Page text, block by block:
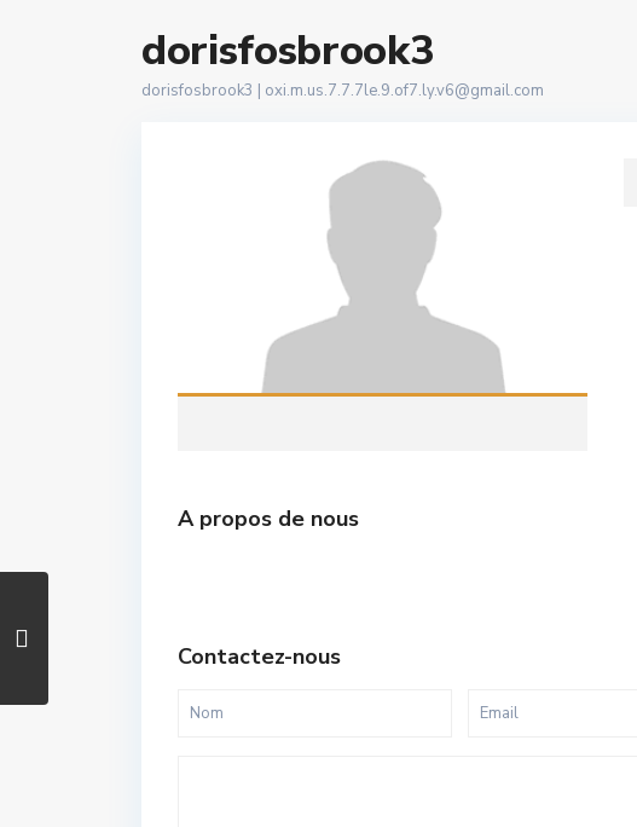
dorisfosbrook3
dorisfosbrook3 | oxi.m.us.7.7.7le.9.of7.ly.v6@gmail.com
A propos de nous
Contactez-nous